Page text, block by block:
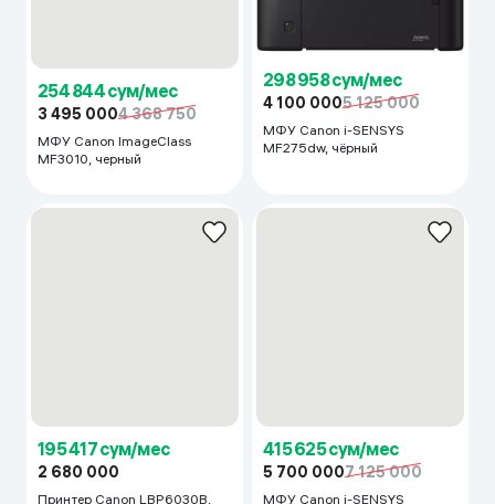
МФУ Canon ImageClass
MF3010, черный
298 958 сум/мес
4 100 0005 125 000
МФУ Canon i-SENSYS
MF275dw, чёрный
195 417 сум/мес
2 680 000
Принтер Canon LBP6030B,
черный
415 625 сум/мес
5 700 0007 125 000
МФУ Canon i-SENSYS
MF463dw, белый